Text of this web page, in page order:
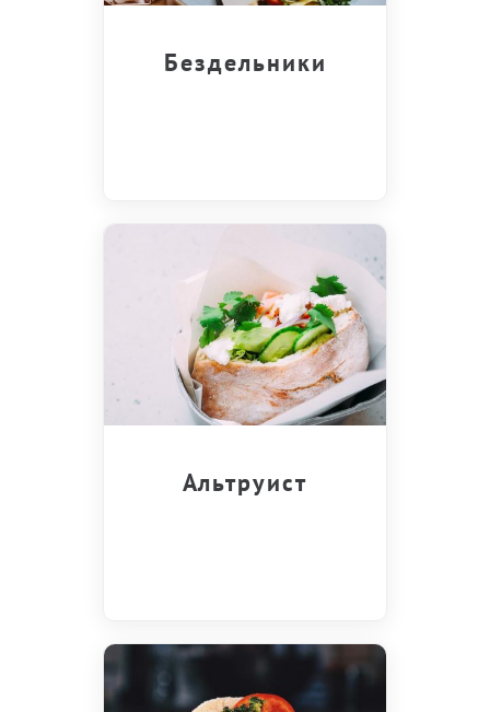
Бездельники
Альтруист